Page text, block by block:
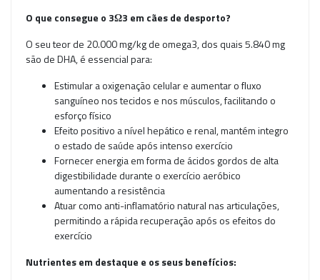
O que consegue o 3Ω3 em cães de desporto?
O seu teor de 20.000 mg/kg de omega3, dos quais 5.840 mg
são de DHA, é essencial para:
Estimular a oxigenação celular e aumentar o fluxo
sanguíneo nos tecidos e nos músculos, facilitando o
esforço físico
Efeito positivo a nível hepático e renal, mantém integro
o estado de saúde após intenso exercício
Fornecer energia em forma de ácidos gordos de alta
digestibilidade durante o exercício aeróbico
aumentando a resistência
Atuar como anti-inflamatório natural nas articulações,
permitindo a rápida recuperação após os efeitos do
exercício
Nutrientes em destaque e os seus benefícios: